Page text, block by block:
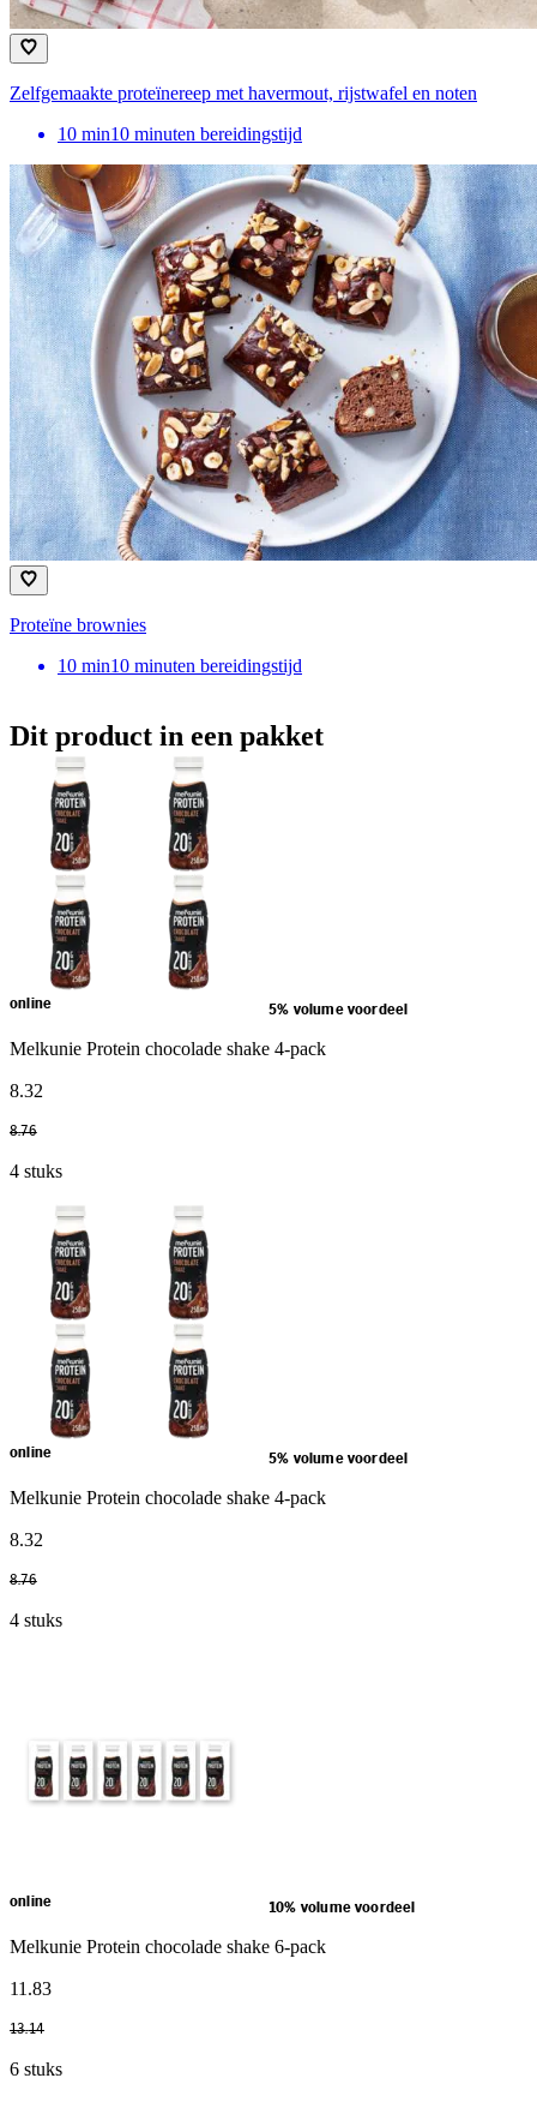
Zelfgemaakte proteïnereep met havermout, rijstwafel en noten
10 min10 minuten bereidingstijd
Proteïne brownies
10 min10 minuten bereidingstijd
Dit product in een pakket
online 5% volume voordeel
Melkunie Protein chocolade shake 4-pack
8.32
8.76
4 stuks
online 5% volume voordeel
Melkunie Protein chocolade shake 4-pack
8.32
8.76
4 stuks
online 10% volume voordeel
Melkunie Protein chocolade shake 6-pack
11 .83
13.14
6 stuks